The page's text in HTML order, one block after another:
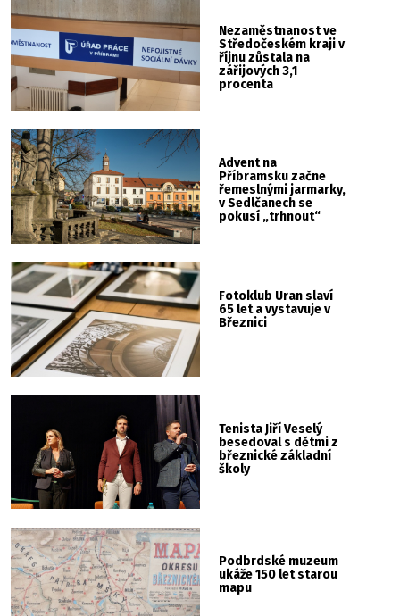
Nezaměstnanost ve
Středočeském kraji v
říjnu zůstala na
zářijových 3,1
procenta
Advent na
Příbramsku začne
řemeslnými jarmarky,
v Sedlčanech se
pokusí „trhnout“
Fotoklub Uran slaví
65 let a vystavuje v
Březnici
Tenista Jiří Veselý
besedoval s dětmi z
březnické základní
školy
Podbrdské muzeum
ukáže 150 let starou
mapu